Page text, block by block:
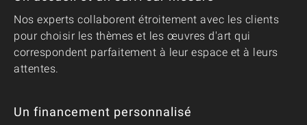
Nos experts collaborent étroitement avec les clients
pour choisir les thèmes et les œuvres d'art qui
correspondent parfaitement à leur espace et à leurs
attentes.
Un financement personnalisé